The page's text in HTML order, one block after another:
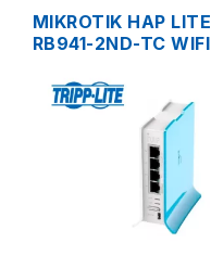
MIKROTIK HAP LITE
RB941-2ND-TC WIFI
PUERTOS 10/100